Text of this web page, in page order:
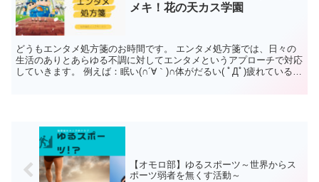
メキ！花の天カス学園
どうもエンタメ処方箋のお時間です。 エンタメ処方箋では、日々の
生活のありとあらゆる不調に対してエンタメというアプローチで対応
していきます。 例えば：眠い(∩´∀｀)∩体がだるい( ﾟДﾟ)疲れている(
【オモロ部】ゆるスポーツ～世界からス
ポーツ弱者を無くす活動～